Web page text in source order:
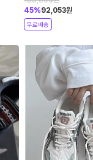
45%92,053원
무료배송